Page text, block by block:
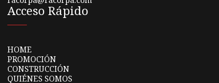
Acceso Rápido
HOME
PROMOCIÓN
CONSTRUCCIÓN
QUIÉNES SOMOS